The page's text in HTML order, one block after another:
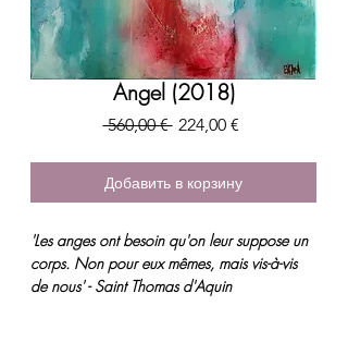
Angel (2018)
560,00 € Обычная
224,00 €Спеццена
Добавить в корзину
'Les anges ont besoin qu'on leur suppose un
corps. Non pour eux mêmes, mais vis-à-vis
de nous' - Saint Thomas d'Aquin